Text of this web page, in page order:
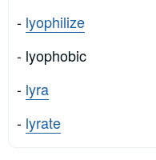
- lyophilize
- lyophobic
- lyra
- lyrate